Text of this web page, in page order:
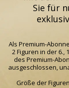
Sie für
Als Premium-
2 Figuren in der 6.,
des Premium-
ausgeschlossen,
Größe der